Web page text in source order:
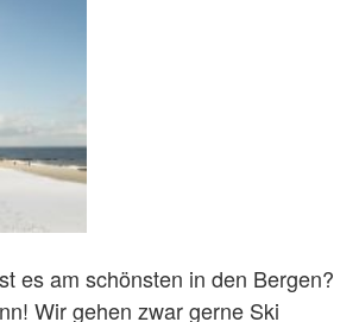
es am schönsten in den Bergen?
Wir gehen zwar gerne Ski